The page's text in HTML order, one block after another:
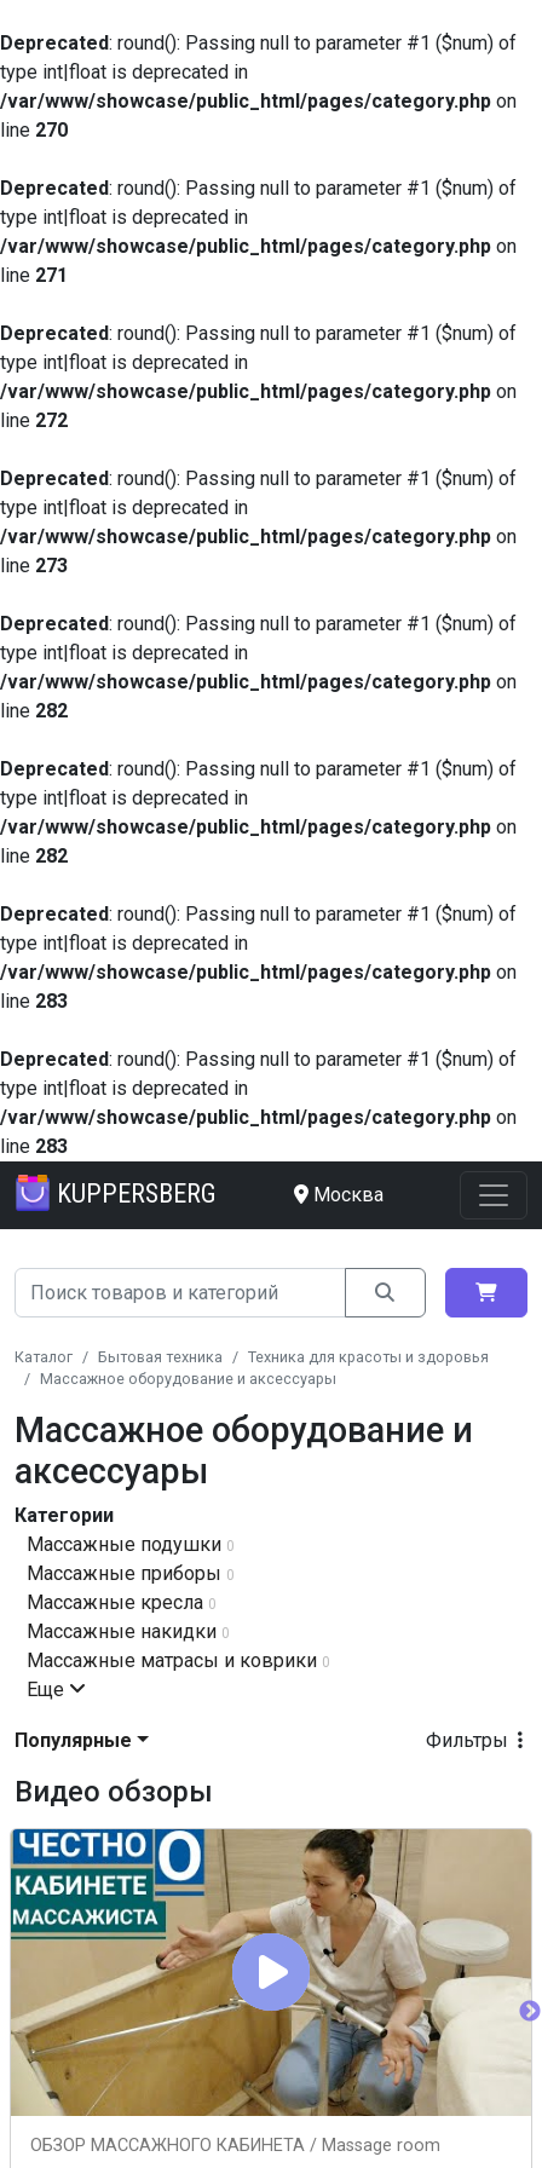
Deprecated: round(): Passing null to parameter #1 ($num) of
type int|float is deprecated in
/var/www/showcase/public_html/pages/category.php on
line 270
Deprecated: round(): Passing null to parameter #1 ($num) of
type int|float is deprecated in
/var/www/showcase/public_html/pages/category.php on
line 271
Deprecated: round(): Passing null to parameter #1 ($num) of
type int|float is deprecated in
/var/www/showcase/public_html/pages/category.php on
line 272
Deprecated: round(): Passing null to parameter #1 ($num) of
type int|float is deprecated in
/var/www/showcase/public_html/pages/category.php on
line 273
Deprecated: round(): Passing null to parameter #1 ($num) of
type int|float is deprecated in
/var/www/showcase/public_html/pages/category.php on
line 282
Deprecated: round(): Passing null to parameter #1 ($num) of
type int|float is deprecated in
/var/www/showcase/public_html/pages/category.php on
line 282
Deprecated: round(): Passing null to parameter #1 ($num) of
type int|float is deprecated in
/var/www/showcase/public_html/pages/category.php on
line 283
Deprecated: round(): Passing null to parameter #1 ($num) of
type int|float is deprecated in
/var/www/showcase/public_html/pages/category.php on
line 283
KUPPERSBERG Москва
Каталог Бытовая техника
Техника для красоты и здоровья
Массажное оборудование и аксессуары
Массажное оборудование и
аксессуары
Категории
Массажные подушки 0
Массажные приборы 0
Массажные кресла 0
Массажные накидки 0
Массажные матрасы и коврики 0
Еще
Фильтры
Популярные
Видео обзоры
ОБЗОР МАССАЖНОГО КАБИНЕТА / Massage room